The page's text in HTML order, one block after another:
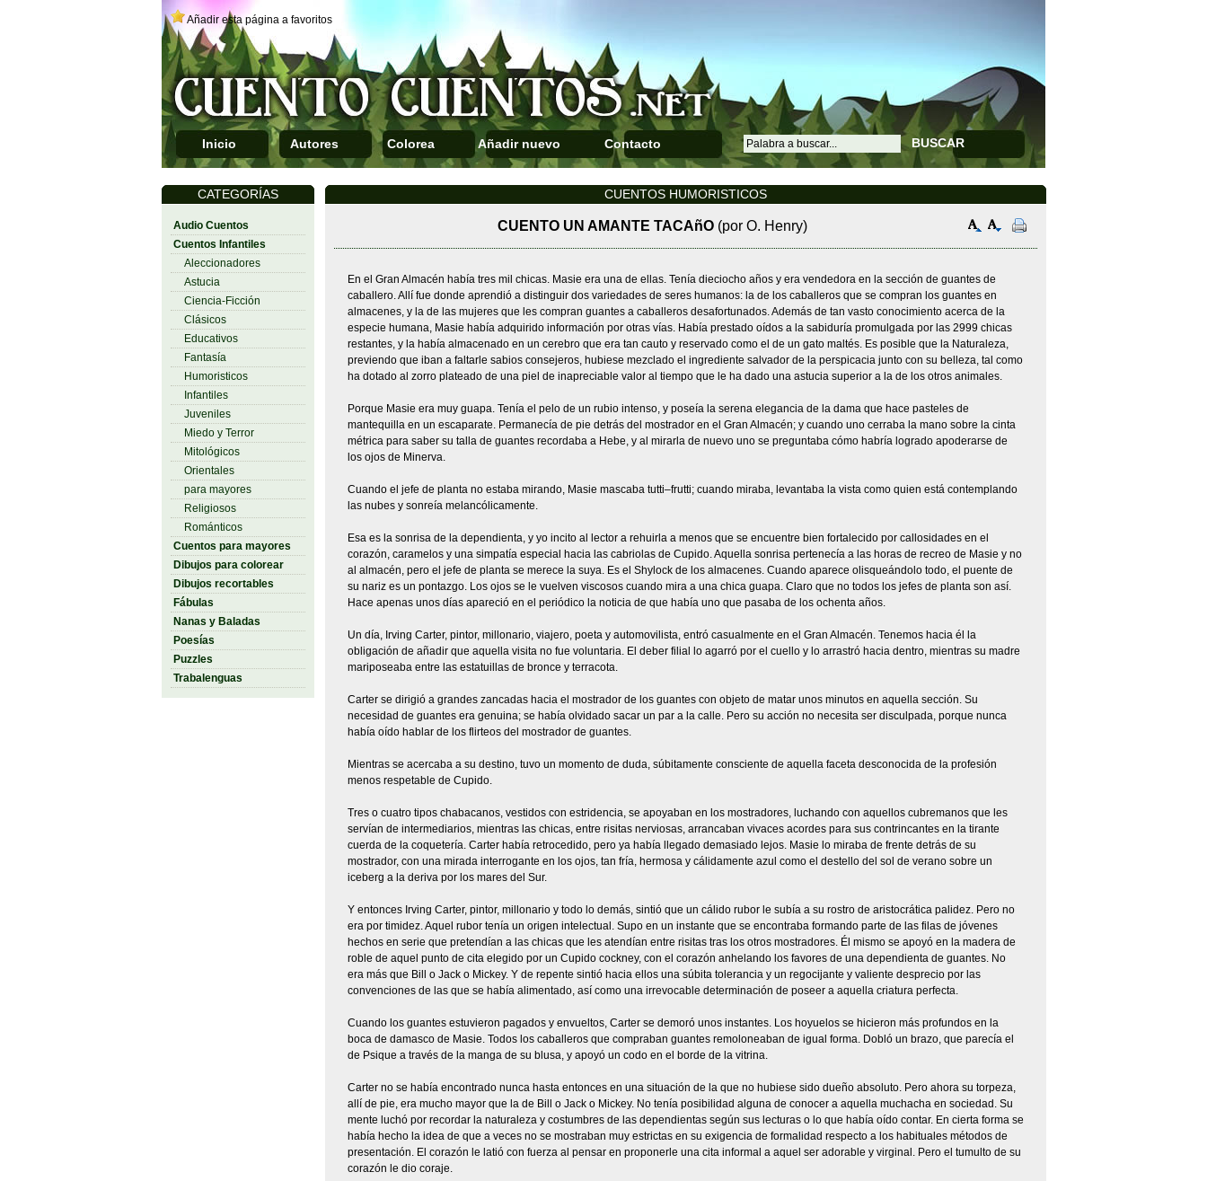
Añadir esta página a favoritos
Inicio Autores Colorea Añadir nuevo Contacto BUSCAR
CATEGORÍAS
Audio Cuentos
Cuentos Infantiles
Aleccionadores
Astucia
Ciencia-Ficción
Clásicos
Educativos
Fantasía
Humoristicos
Infantiles
Juveniles
Miedo y Terror
Mitológicos
Orientales
para mayores
Religiosos
Románticos
Cuentos para mayores
Dibujos para colorear
Dibujos recortables
Fábulas
Nanas y Baladas
Poesías
Puzzles
Trabalenguas
CUENTOS HUMORISTICOS
CUENTO UN AMANTE TACAñO (por O. Henry)
En el Gran Almacén había tres mil chicas. Masie era una de ellas. Tenía dieciocho años y era vendedora en la sección de guantes de
caballero. Allí fue donde aprendió a distinguir dos variedades de seres humanos: la de los caballeros que se compran los guantes en
almacenes, y la de las mujeres que les compran guantes a caballeros desafortunados. Además de tan vasto conocimiento acerca de la
especie humana, Masie había adquirido información por otras vías. Había prestado oídos a la sabiduría promulgada por las 2999 chicas
restantes, y la había almacenado en un cerebro que era tan cauto y reservado como el de un gato maltés. Es posible que la Naturaleza,
previendo que iban a faltarle sabios consejeros, hubiese mezclado el ingrediente salvador de la perspicacia junto con su belleza, tal como
ha dotado al zorro plateado de una piel de inapreciable valor al tiempo que le ha dado una astucia superior a la de los otros animales.
Porque Masie era muy guapa. Tenía el pelo de un rubio intenso, y poseía la serena elegancia de la dama que hace pasteles de
mantequilla en un escaparate. Permanecía de pie detrás del mostrador en el Gran Almacén; y cuando uno cerraba la mano sobre la cinta
métrica para saber su talla de guantes recordaba a Hebe, y al mirarla de nuevo uno se preguntaba cómo habría logrado apoderarse de
los ojos de Minerva.
Cuando el jefe de planta no estaba mirando, Masie mascaba tutti–frutti; cuando miraba, levantaba la vista como quien está contemplando
las nubes y sonreía melancólicamente.
Esa es la sonrisa de la dependienta, y yo incito al lector a rehuirla a menos que se encuentre bien fortalecido por callosidades en el
corazón, caramelos y una simpatía especial hacia las cabriolas de Cupido. Aquella sonrisa pertenecía a las horas de recreo de Masie y no
al almacén, pero el jefe de planta se merece la suya. Es el Shylock de los almacenes. Cuando aparece olisqueándolo todo, el puente de
su nariz es un pontazgo. Los ojos se le vuelven viscosos cuando mira a una chica guapa. Claro que no todos los jefes de planta son así.
Hace apenas unos días apareció en el periódico la noticia de que había uno que pasaba de los ochenta años.
Un día, Irving Carter, pintor, millonario, viajero, poeta y automovilista, entró casualmente en el Gran Almacén. Tenemos hacia él la
obligación de añadir que aquella visita no fue voluntaria. El deber filial lo agarró por el cuello y lo arrastró hacia dentro, mientras su madre
mariposeaba entre las estatuillas de bronce y terracota.
Carter se dirigió a grandes zancadas hacia el mostrador de los guantes con objeto de matar unos minutos en aquella sección. Su
necesidad de guantes era genuina; se había olvidado sacar un par a la calle. Pero su acción no necesita ser disculpada, porque nunca
había oído hablar de los flirteos del mostrador de guantes.
Mientras se acercaba a su destino, tuvo un momento de duda, súbitamente consciente de aquella faceta desconocida de la profesión
menos respetable de Cupido.
Tres o cuatro tipos chabacanos, vestidos con estridencia, se apoyaban en los mostradores, luchando con aquellos cubremanos que les
servían de intermediarios, mientras las chicas, entre risitas nerviosas, arrancaban vivaces acordes para sus contrincantes en la tirante
cuerda de la coquetería. Carter había retrocedido, pero ya había llegado demasiado lejos. Masie lo miraba de frente detrás de su
mostrador, con una mirada interrogante en los ojos, tan fría, hermosa y cálidamente azul como el destello del sol de verano sobre un
iceberg a la deriva por los mares del Sur.
Y entonces Irving Carter, pintor, millonario y todo lo demás, sintió que un cálido rubor le subía a su rostro de aristocrática palidez. Pero no
era por timidez. Aquel rubor tenía un origen intelectual. Supo en un instante que se encontraba formando parte de las filas de jóvenes
hechos en serie que pretendían a las chicas que les atendían entre risitas tras los otros mostradores. Él mismo se apoyó en la madera de
roble de aquel punto de cita elegido por un Cupido cockney, con el corazón anhelando los favores de una dependienta de guantes. No
era más que Bill o Jack o Mickey. Y de repente sintió hacia ellos una súbita tolerancia y un regocijante y valiente desprecio por las
convenciones de las que se había alimentado, así como una irrevocable determinación de poseer a aquella criatura perfecta.
Cuando los guantes estuvieron pagados y envueltos, Carter se demoró unos instantes. Los hoyuelos se hicieron más profundos en la
boca de damasco de Masie. Todos los caballeros que compraban guantes remoloneaban de igual forma. Dobló un brazo, que parecía el
de Psique a través de la manga de su blusa, y apoyó un codo en el borde de la vitrina.
Carter no se había encontrado nunca hasta entonces en una situación de la que no hubiese sido dueño absoluto. Pero ahora su torpeza,
allí de pie, era mucho mayor que la de Bill o Jack o Mickey. No tenía posibilidad alguna de conocer a aquella muchacha en sociedad. Su
mente luchó por recordar la naturaleza y costumbres de las dependientas según sus lecturas o lo que había oído contar. En cierta forma se
había hecho la idea de que a veces no se mostraban muy estrictas en su exigencia de formalidad respecto a los habituales métodos de
presentación. El corazón le latió con fuerza al pensar en proponerle una cita informal a aquel ser adorable y virginal. Pero el tumulto de su
corazón le dio coraje.